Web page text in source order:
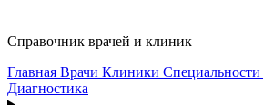
Справочник врачей и клиник
Главная Врачи Клиники Специальности
Диагностика